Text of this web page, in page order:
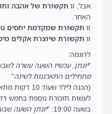
אבל, זו תקשורת של אהבה
האחר.
זו תקשורת שמקדמת יחסים
זו תקשורת שיוצרת אקלים
לדוגמה:
"יונתן, עכשיו השעה עשרה
מתחילים התארגנות לשינה"
(הכנה לילד
לעשות תזכורת נוספת בחמש
בשעה 19:00: "
יונתן השעה